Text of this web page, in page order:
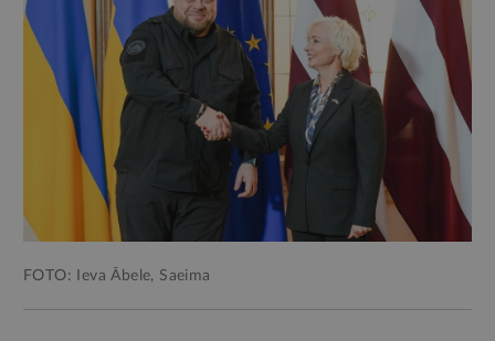
FOTO: Ieva Ābele, Saeima